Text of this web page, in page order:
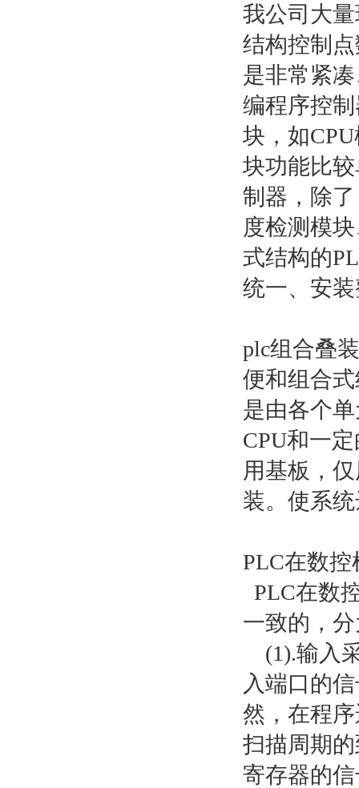
我公司大
结构控制
是非常紧
编程序控
块，如
块功能比
制器，除
度检测模
式结构的
统一、安
plc组合叠
便和组合
是由各个
CPU和一
用基板，
装。使系
PLC在数
PLC在数
一致的，
(1).输入
入端口的
然，在程
扫描周期
寄存器的